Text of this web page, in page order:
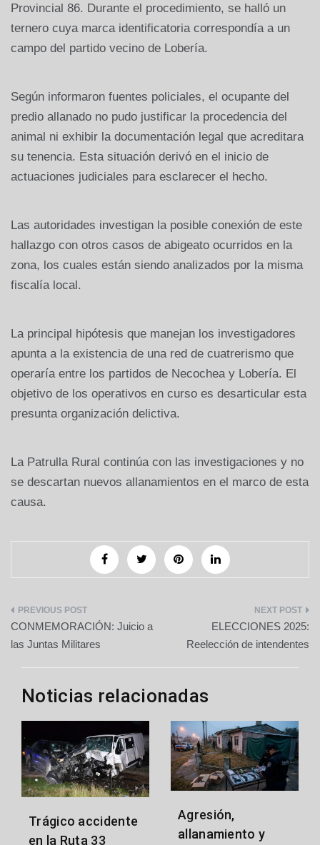
Provincial 86. Durante el procedimiento, se halló un
ternero cuya marca identificatoria correspondía a un
campo del partido vecino de Lobería.
Según informaron fuentes policiales, el ocupante del
predio allanado no pudo justificar la procedencia del
animal ni exhibir la documentación legal que acreditara
su tenencia. Esta situación derivó en el inicio de
actuaciones judiciales para esclarecer el hecho.
Las autoridades investigan la posible conexión de este
hallazgo con otros casos de abigeato ocurridos en la
zona, los cuales están siendo analizados por la misma
fiscalía local.
La principal hipótesis que manejan los investigadores
apunta a la existencia de una red de cuatrerismo que
operaría entre los partidos de Necochea y Lobería. El
objetivo de los operativos en curso es desarticular esta
presunta organización delictiva.
La Patrulla Rural continúa con las investigaciones y no
se descartan nuevos allanamientos en el marco de esta
causa.
Navegación
de
entradas
CONMEMORACIÓN: Juicio a
las Juntas Militares
ELECCIONES 2025:
Reelección de intendentes
Noticias relacionadas
Trágico accidente
en la Ruta 33
Agresión,
allanamiento y